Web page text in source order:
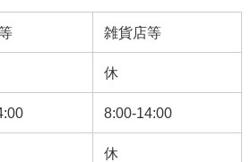
雑貨店等
休
8:00-14:00
休